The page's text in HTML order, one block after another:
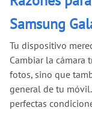
Samsung
Tu dispositivo
Cambiar la cámara
fotos, sino que
general de tu
perfectas